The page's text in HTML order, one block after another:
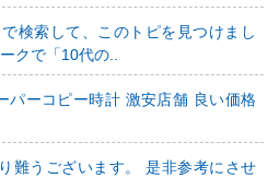
検索して、このトピを見つけまし
クで「10代の..
パーコピー時計 激安店舗 良い価格
難うございます。 是非参考にさせ